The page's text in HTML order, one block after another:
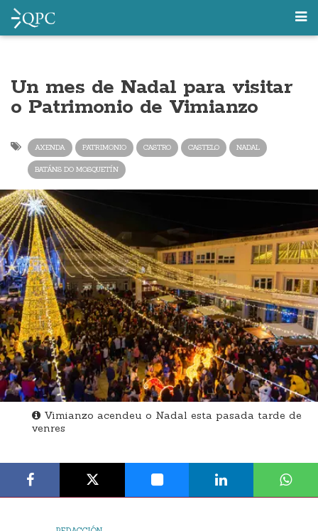
Un mes de Nadal para visitar
o Patrimonio de Vimianzo
AXENDA PATRIMONIO CASTRO CASTELO NADAL
BATÁNS DO MOSQUETÍN
Vimianzo acendeu o Nadal esta pasada tarde de
venres